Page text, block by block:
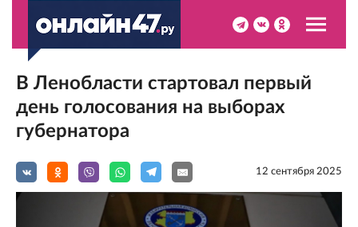
В Ленобласти стартовал первый
день голосования на выборах
губернатора
12 сентября 2025